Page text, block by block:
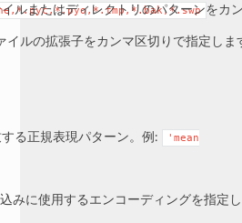
ルまたはディレクトリのパターンをカ
ルの拡張子をカンマ区切りで指定しま
る正規表現パターン。例:
'mean
みに使用するエンコーディングを指定